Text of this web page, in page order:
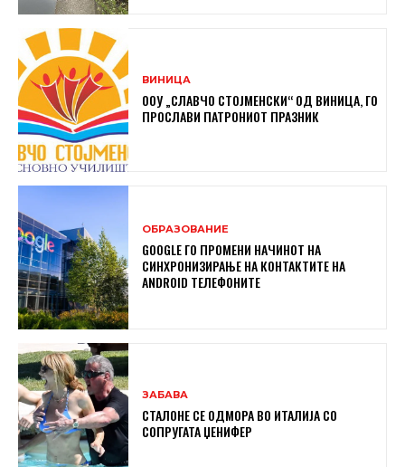
ВИНИЦА
ООУ „СЛАВЧО СТОЈМЕНСКИ“ ОД ВИНИЦА, ГО
ПРОСЛАВИ ПАТРОНИОТ ПРАЗНИК
ОБРАЗОВАНИЕ
GOOGLE ГО ПРОМЕНИ НАЧИНОТ НА
СИНХРОНИЗИРАЊЕ НА КОНТАКТИТЕ НА
ANDROID ТЕЛЕФОНИТЕ
ЗАБАВА
СТАЛОНЕ СЕ ОДМОРА ВО ИТАЛИЈА СО
СОПРУГАТА ЏЕНИФЕР